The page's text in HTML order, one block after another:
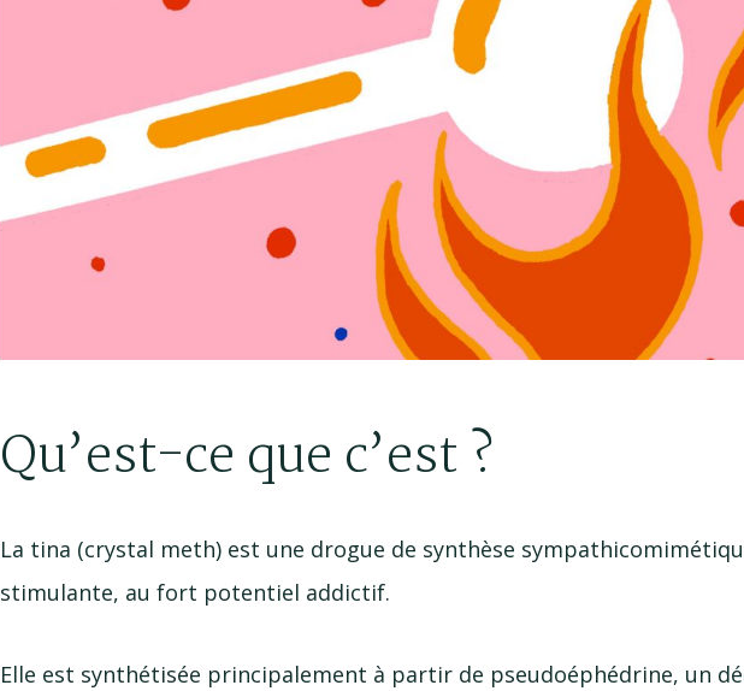
Qu’est-ce que c’est ?
La tina (crystal meth) est une drogue de synthèse
stimulante, au fort potentiel addictif.
Elle est synthétisée principalement à partir de pseudoéphédrine, un